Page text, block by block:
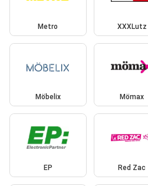
Metro XXXLutz
Möbelix Mömax
EP Red Zac